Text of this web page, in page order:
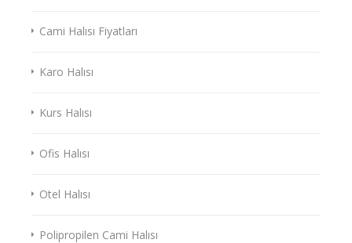
Cami Halısı Fiyatları
Karo Halısı
Kurs Halısı
Ofis Halısı
Otel Halısı
Polipropilen Cami Halısı